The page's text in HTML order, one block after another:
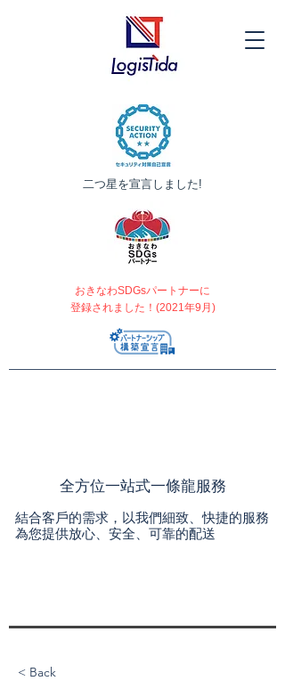
全方位一站式一條龍服務
結合客戶的需求，以我們細致、快捷的服務
為您提供放心、安全、可靠的配送
​二つ星を宣言しました!
おきなわSDGsパートナーに
登録されました！(2021年9月)
< Back